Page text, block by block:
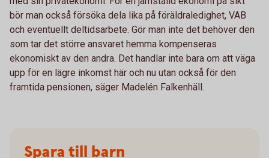
bör man också försöka dela lika på föräldraledighet, VAB
och eventuellt deltidsarbete. Gör man inte det behöver den
som tar det större ansvaret hemma kompenseras
ekonomiskt av den andra. Det handlar inte bara om att väga
upp för en lägre inkomst här och nu utan också för den
framtida pensionen, säger Madelén Falkenhäll.
Spara till barn